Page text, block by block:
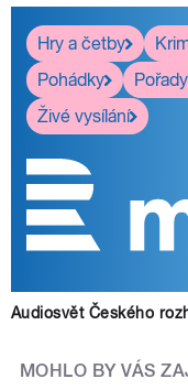
Hry a četby
Pohádky
Pořady
Živé vysílání
Audiosvět Českého
MOHLO BY VÁS